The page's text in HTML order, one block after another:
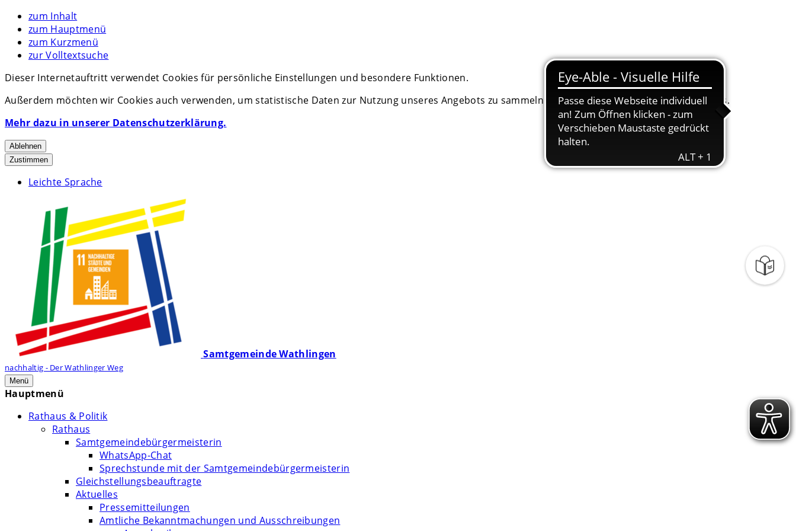
zum Inhalt
zum Hauptmenü
zum Kurzmenü
zur Volltextsuche
Dieser Internetauftritt verwendet Cookies für persönliche Einstellungen und besondere Funktionen.
Außerdem möchten wir Cookies auch verwenden, um statistische Daten zur Nutzung unseres Angebots zu sammeln. Dafür bitten wir um Ihr Einverständnis.
Mehr dazu in unserer Datenschutzerklärung.
Ablehnen
Zustimmen
Leichte Sprache
Samtgemeinde Wathlingen
nachhaltig - Der Wathlinger Weg
Menü
Hauptmenü
Rathaus & Politik
Rathaus
Samtgemeindebürgermeisterin
WhatsApp-Chat
Sprechstunde mit der Samtgemeindebürgermeisterin
Gleichstellungsbeauftragte
Aktuelles
Pressemitteilungen
Amtliche Bekanntmachungen und Ausschreibungen